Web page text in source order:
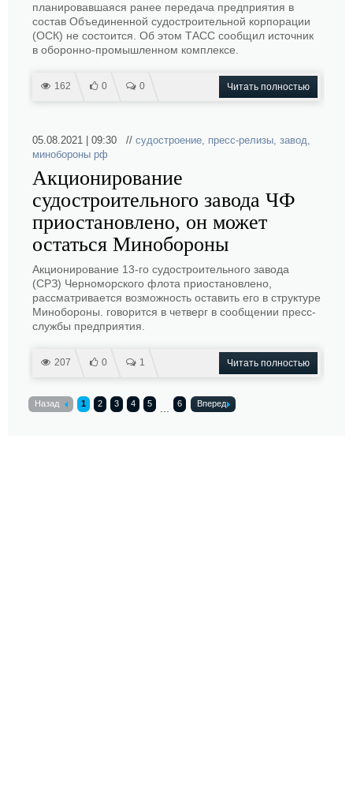
планировавшаяся ранее передача предприятия в
состав Объединенной судостроительной корпорации
(ОСК) не состоится. Об этом ТАСС сообщил источник
в оборонно-промышленном комплексе.
162 0 0 Читать полностью
05.08.2021 | 09:30 // судостроение, пресс-релизы, завод,
минобороны рф
Акционирование
судостроительного завода ЧФ
приостановлено, он может
остаться Минобороны
Акционирование 13-го судостроительного завода
(СРЗ) Черноморского флота приостановлено,
рассматривается возможность оставить его в структуре
Минобороны. говорится в четверг в сообщении пресс-
службы предприятия.
207 0 1 Читать полностью
Назад 1 2 3 4 5 6 Вперед